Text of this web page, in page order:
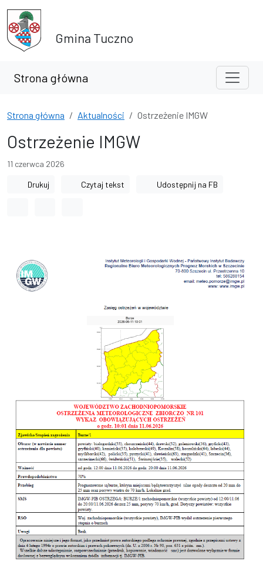
Przejdź do treści
Przejdź do wyszukiwarki
Gmina Tuczno
Strona główna
Strona główna Aktualności Ostrzeżenie IMGW
Ostrzeżenie IMGW
11 czerwca 2026
Drukuj Czytaj tekst Udostępnij na FB